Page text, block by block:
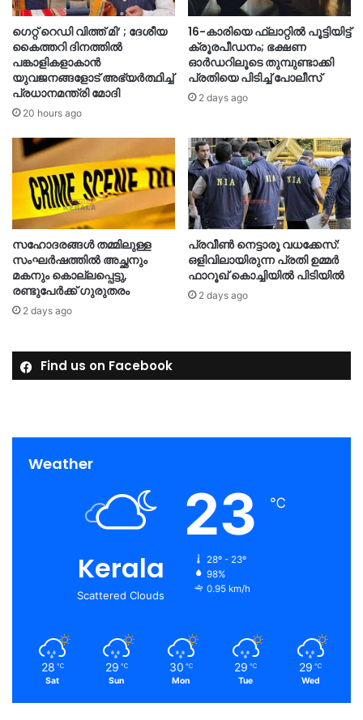
ഗെറ്റ് റെഡി വിത്ത് മി’ ; ദേശീയ
കൈത്തറി ദിനത്തിൽ
പങ്കാളികളാകാൻ
യുവജനങ്ങളോട് അഭ്യർത്ഥിച്ച്
പ്രധാനമന്ത്രി മോദി
20 hours ago
16-കാരിയെ ഫ്ലാറ്റിൽ പൂട്ടിയിട്ട്
ക്രൂരപീഡനം; ഭക്ഷണ
ഓർഡറിലൂടെ തുമ്പുണ്ടാക്കി
പ്രതിയെ പിടിച്ച് പോലീസ്
2 days ago
സഹോദരങ്ങൾ തമ്മിലുള്ള
സംഘർഷത്തിൽ അച്ഛനും
മകനും കൊല്ലപ്പെട്ടു,
രണ്ടുപേർക്ക് ഗുരുതരം
2 days ago
പ്രവീൺ നെട്ടാരൂ വധക്കേസ്:
ഒളിവിലായിരുന്ന പ്രതി ഉമ്മർ
ഫാറൂഖ് കൊച്ചിയിൽ പിടിയിൽ
2 days ago
Find us on Facebook
Weather
Kerala
Scattered Clouds
23 ℃
28º - 23º
98%
0.95 km/h
28 ℃
Sat
29 ℃
Sun
30 ℃
Mon
29 ℃
Tue
29 ℃
Wed